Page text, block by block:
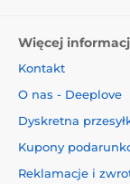
Więcej
Kontakt
O nas - Deeplove
Dyskretna
Kupony
Reklamacje i